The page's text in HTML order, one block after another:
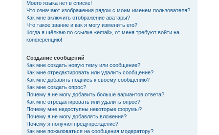
Моего языка нет в списке!
Что означают изображения рядом с моим именем пользователя?
Как мне включить отображение аватары?
Что такое звание и как я могу изменить его?
Когда я щёлкаю по ссылке «email», от меня требуют войти на
конференцию!
Создание сообщений
Как мне создать новую тему или сообщение?
Как мне отредактировать или удалить сообщение?
Как мне добавить подпись к своему сообщению?
Как мне создать опрос?
Почему я не могу добавить больше вариантов ответа?
Как мне отредактировать или удалить опрос?
Почему мне недоступны некоторые форумы?
Почему я не могу добавлять вложения?
Почему я получил предупреждение?
Как мне пожаловаться на сообщения модератору?